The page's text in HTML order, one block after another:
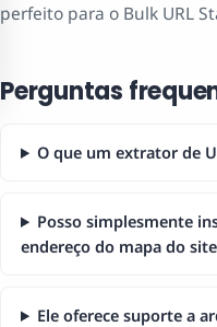
perfeito para o Bulk URL
Perguntas
O que um extrator de
Posso simplesmente
endereço do mapa do
Ele oferece suporte a